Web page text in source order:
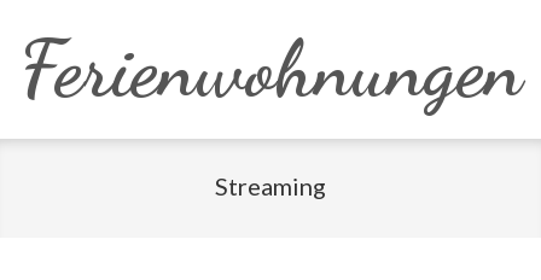
content
Ferienwohnungen
Streaming